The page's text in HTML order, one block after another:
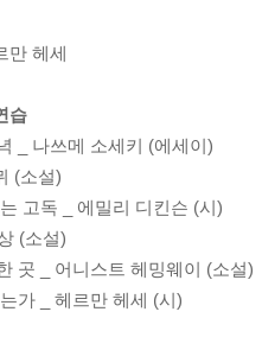
만 헤세
습
_ 나쓰메 소세키 (에세이)
(소설)
고독 _ 에밀리 디킨슨 (시)
(소설)
곳 _ 어니스트 헤밍웨이 (소설)
가 _ 헤르만 헤세 (시)